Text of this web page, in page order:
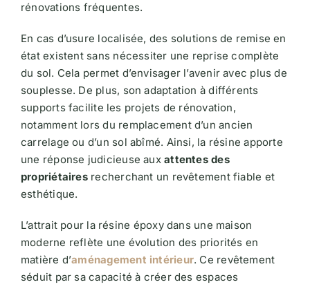
rénovations fréquentes.
En cas d’usure localisée, des solutions de remise en
état existent sans nécessiter une reprise complète
du sol. Cela permet d’envisager l’avenir avec plus de
souplesse. De plus, son adaptation à différents
supports facilite les projets de rénovation,
notamment lors du remplacement d’un ancien
carrelage ou d’un sol abîmé. Ainsi, la résine apporte
une réponse judicieuse auxattentes des
propriétairesrecherchant un revêtement fiable et
esthétique.
L’attrait pour la résine époxy dans une maison
moderne reflète une évolution des priorités en
matière d’aménagement intérieur. Ce revêtement
séduit par sa capacité à créer des espaces